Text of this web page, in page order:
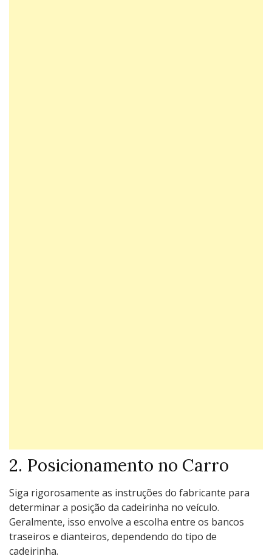
2. Posicionamento no Carro
Siga rigorosamente as instruções do fabricante para
determinar a posição da cadeirinha no veículo.
Geralmente, isso envolve a escolha entre os bancos
traseiros e dianteiros, dependendo do tipo de
cadeirinha.